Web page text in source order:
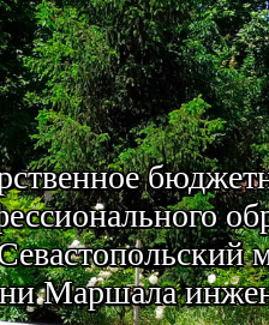
Маршала